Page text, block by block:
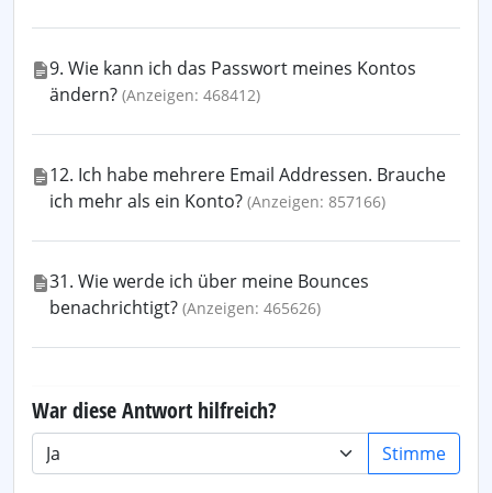
9. Wie kann ich das Passwort meines Kontos
ändern? (Anzeigen: 468412)
12. Ich habe mehrere Email Addressen. Brauche
ich mehr als ein Konto? (Anzeigen: 857166)
31. Wie werde ich über meine Bounces
benachrichtigt? (Anzeigen: 465626)
War diese Antwort hilfreich?
Stimme